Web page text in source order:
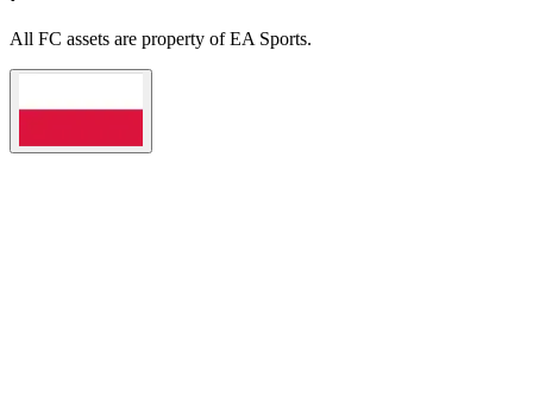
All FC assets are property of EA Sports.